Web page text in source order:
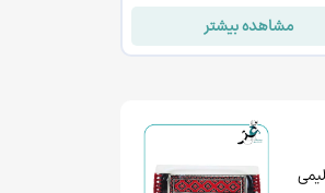
مشاهده بیشتر